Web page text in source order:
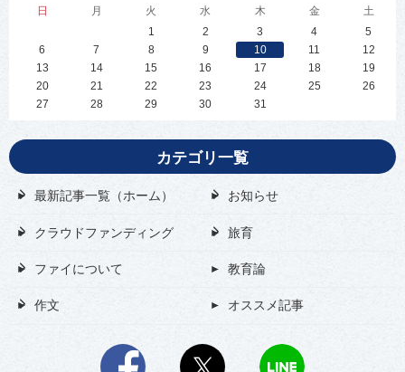
日 月 火 水 木 金
土
1
2 3 4
5
6
7 8 9 10 11
12
13
14 15 16 17 18
19
20
21 22 23 24 25
26
27
28 29 30 31
カテゴリ一覧
最新記事一覧（ホーム） お知らせ
クラウドファンディング 旅育
ファイについて 教育論
作文 オススメ記事
Facebook